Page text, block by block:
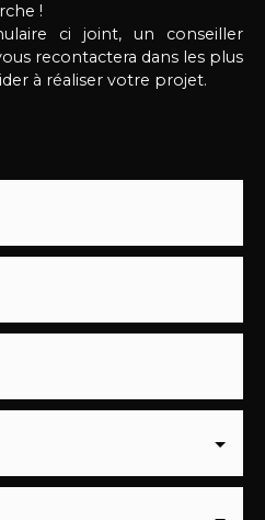
!
ci joint, un conseiller
recontactera dans les plus
à réaliser votre projet.